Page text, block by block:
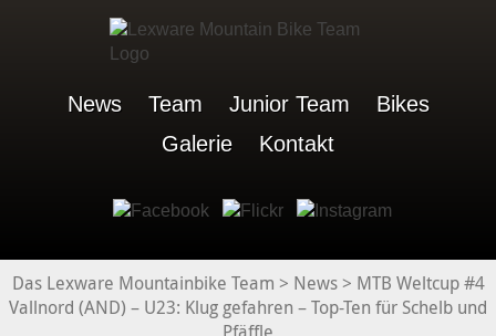
News Team Junior Team
Bikes
Galerie
Kontakt
Das Lexware Mountainbike Team > News> MTB Weltcup #4
Vallnord (AND) – U23: Klug gefahren – Top-Ten für Schelb und